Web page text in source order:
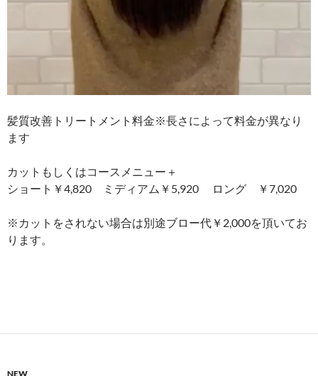
髪質改善トリートメント料金※長さによって料金が異なり
ます
カットもしくはコースメニュー＋
ショート￥4,820 ミディアム￥5,920 ロング ￥7,020
※カットをされない場合は別途ブロー代￥2,000を頂いてお
ります。
NEW